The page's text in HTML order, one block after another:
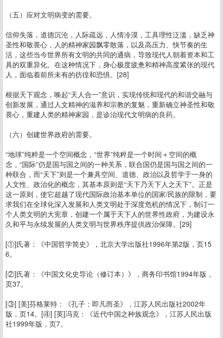
（五）应对文明病变的需要。
信仰失落，道德沉沦，人际疏远，人情冷漠，工具理性泛滥，缺乏神
圣性和敬畏心，人的精神家园飘零散落，以及高压力、快节奏的生
活，这些当今世界所有文明的共同的通病，导致现代人朝着资本和工
具的双重异化。在这种情况下，身心极度疲惫和精神高度紧张的现代
人，面临着前所未有的彷徨和恐惧。[28]
根据天下观念，唤起“天人合一”意识，实现传统和现代的和谐交融与
创新发展，通过人文精神的滋养和宗教的复魅，重新确立神圣性和敬
畏心，重建人类的精神家园，是诊治现代文明病的良药。
（六）创建世界政府的需要。
“地球”纯粹是一个空间概念，“世界”纯粹是一个时间＋空间的概
念，“国际”仍是国与国之间的一种关系，联合国仍是国与国之间的一
种联合，而“天下”则是一个兼具空间、道德、政治以及哲学于一身的
人文性、政治化的概念，其基本原则是“天下乃天下人之天下”。正是
这一原则，使它超越了现代国际政治基本单位的国家/民族的限制，要
求我们在全球化深入发展和人类文明处于深度危机的情况下，制订一
个人类文明的大宪章，创建一个属于天下人的世界性政府，为建设永
久和平与永续发展的人类文明与世界秩序提供政治保障。[29]
[①]氏著：《中国哲学简史》，北京大学出版社1996年第2版，页15
6。
[②]氏著：《中国文化史导论（修订本）》，商务印书馆1994年版，
页37。
[③] [美]芬格莱特：《孔子：即凡而圣》，江苏人民出版社2002年
版，页14。[④] [英]冯克：《近代中国之种族观念》，江苏人民出版
社1999年版，页7。